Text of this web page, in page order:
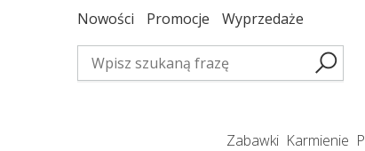
Nowości Promocje Wyprzedaże
zabawki karmienie